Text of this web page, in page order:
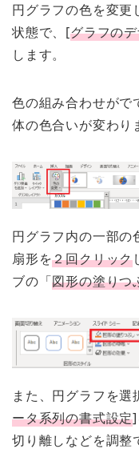
円グラフの色を変更
状態で、[グラフの
します。
色の組み合わせがで
体の色合いが変わり
円グラフ内の一部の
扇形を２回クリック
ブの「図形の塗りつ
また、円グラフを
ータ系列の書式設定
切り離しなどを調整